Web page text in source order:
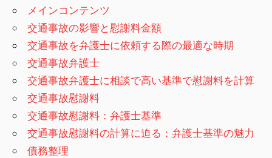
メインコンテンツ
交通事故の影響と慰謝料金額
交通事故を弁護士に依頼する際の最適な時期
交通事故弁護士
交通事故弁護士に相談で高い基準で慰謝料を計算
交通事故慰謝料
交通事故慰謝料：弁護士基準
交通事故慰謝料の計算に迫る：弁護士基準の魅力
債務整理